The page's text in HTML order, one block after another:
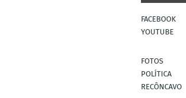
FACEBOOK
YOUTUBE
FOTOS
POLÍTICA
RECÔNCAVO